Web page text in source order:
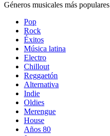
Géneros musicales más populares
Pop
Rock
Éxitos
Música latina
Electro
Chillout
Reggaetón
Alternativa
Indie
Oldies
Merengue
House
Años 80